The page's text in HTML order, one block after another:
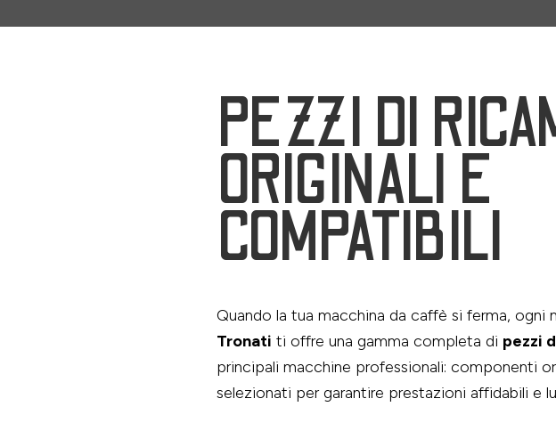
PEZZI DI
ORIGINALI E
COMPATIBILI
Quando la tua macchina da caffè si ferma, ogni
Tronati ti offre una gamma completa di pezzi
principali macchine professionali: componenti
selezionati per garantire prestazioni affidabili e